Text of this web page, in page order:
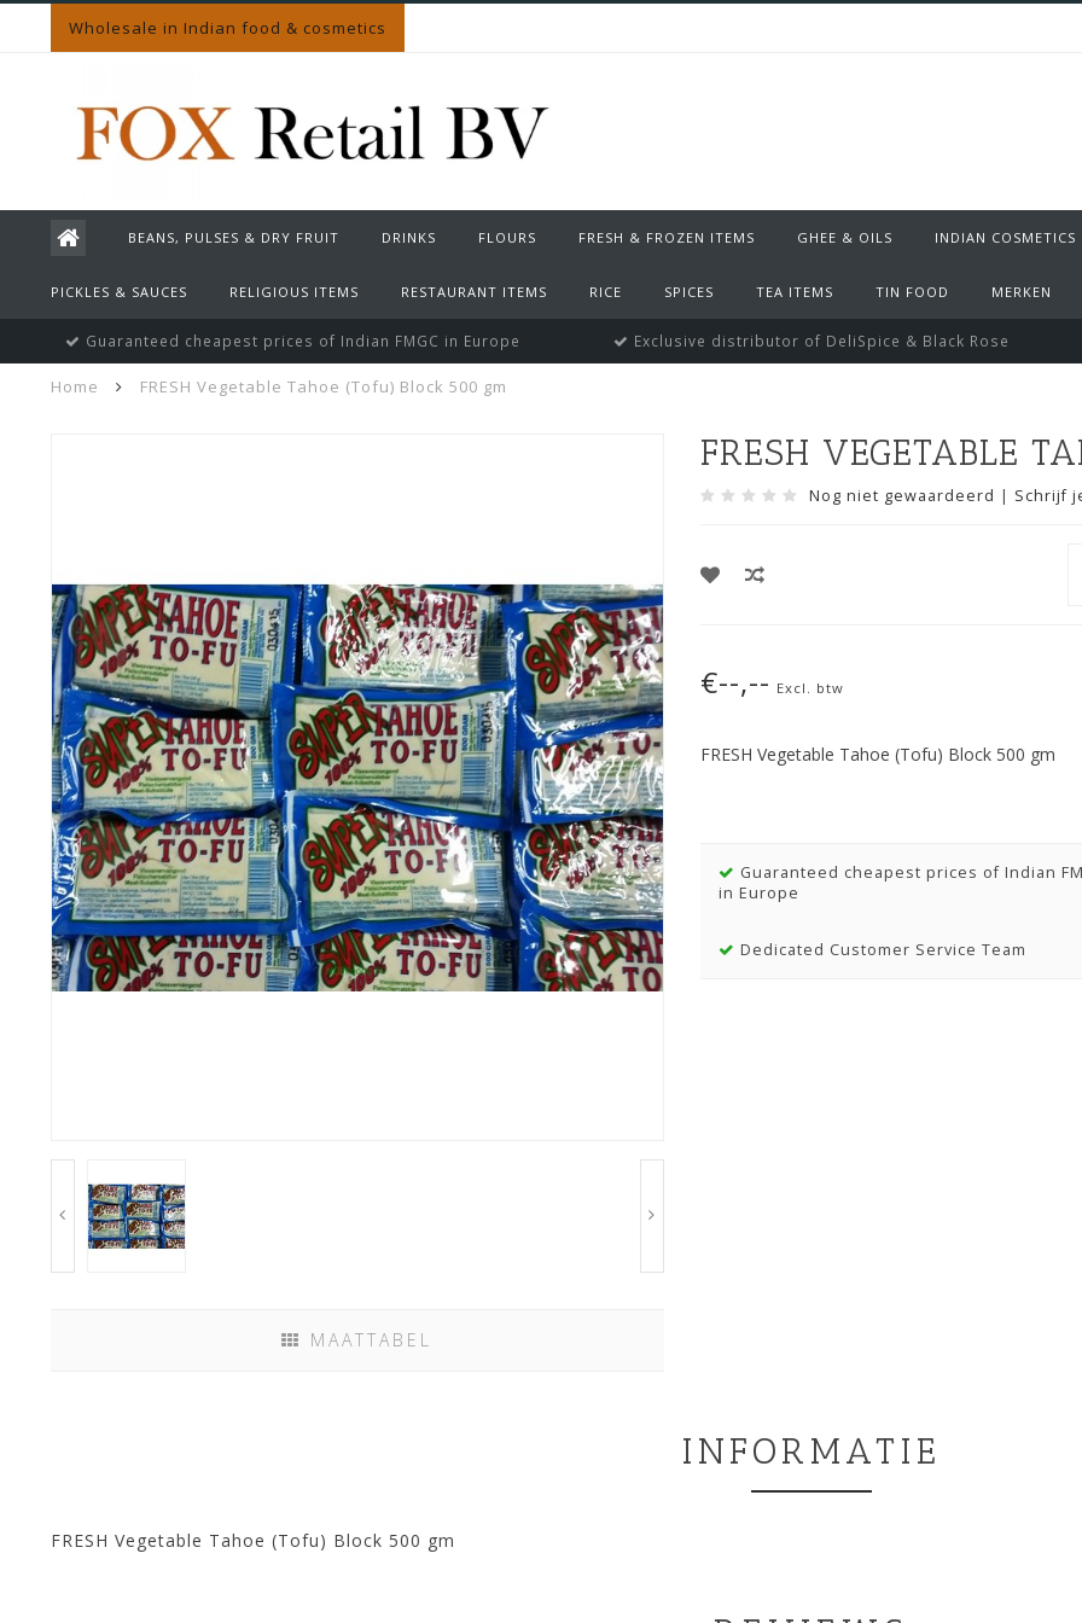
Wholesale in Indian food & cosmetics
BEANS, PULSES & DRY FRUIT DRINKS FLOURS FRESH & FROZEN ITEMS GHEE & OILS INDIAN COSMETICS
PICKLES & SAUCES RELIGIOUS ITEMS RESTAURANT ITEMS RICE SPICES TEA ITEMS TIN FOOD MERKEN
Guaranteed cheapest prices of Indian FMGC in Europe Exclusive distributor of DeliSpice & Black Rose
Home FRESH Vegetable Tahoe (Tofu) Block 500 gm
MAATTABEL
FRESH VEGETABLE
Nog niet gewaardeerd | Schrijf
€--,-- Excl. btw
FRESH Vegetable Tahoe (Tofu) Block 500 gm
Guaranteed cheapest prices of Indian
in Europe
Dedicated Customer Service Team
INFORMATIE
FRESH Vegetable Tahoe (Tofu) Block 500 gm